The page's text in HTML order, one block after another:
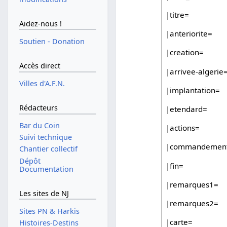
|titre=
|anteriorite=
|creation=
|arrivee-algerie=
|implantation=
|etendard=
|actions=
|fin=
|remarques1=
|remarques2=
|carte=
Aidez-nous !
Soutien - Donation
Accès direct
Villes d'A.F.N.
Rédacteurs
Bar du Coin
Suivi technique
Chantier collectif
Dépôt
Documentation
Les sites de NJ
Sites PN & Harkis
Histoires-Destins